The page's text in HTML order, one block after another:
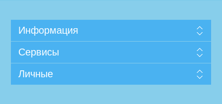
Информация
Сервисы
Личные